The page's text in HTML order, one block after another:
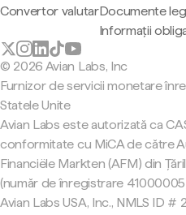
Convertor valutarDocumente
Informații
© 2026 Avian Labs, Inc
Furnizor de servicii monetare
Statele Unite
Avian Labs este autorizată ca
conformitate cu MiCA de către
Financiële Markten (AFM) din
(număr de înregistrare
Avian Labs USA, Inc., NMLS ID #